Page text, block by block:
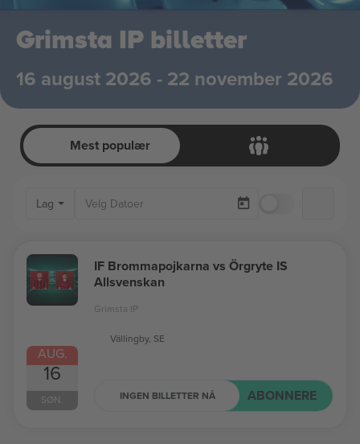
Grimsta IP billetter
16 august 2026 - 22 november 2026
Mest populær
Lag
AUG.
16
SØN.
IF Brommapojkarna vs Örgryte IS
Allsvenskan
Grimsta IP
Vällingby, SE
INGEN BILLETTER NÅ ABONNERE